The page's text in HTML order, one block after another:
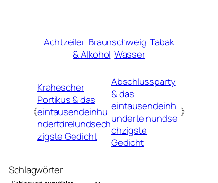
Achtzeiler Braunschweig Tabak
& Alkohol Wasser
《
Krahescher
Portikus & das
eintausendeinhu
ndertdreiundsech
zigste Gedicht
Abschlussparty
& das
eintausendeinh
underteinundse
chzigste
Gedicht
》
Schlagwörter